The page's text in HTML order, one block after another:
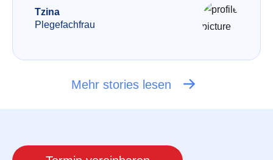
Tzina
Plegefachfrau
Mehr stories lesen